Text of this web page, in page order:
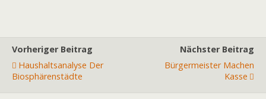
Vorheriger Beitrag
Haushaltsanalyse Der
Biosphärenstädte
Nächster Beitrag
Bürgermeister Machen
Kasse